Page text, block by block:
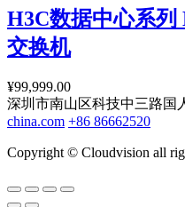
H3C数据中心系列
交换机
¥99,999.00
深圳市南山区科技中三路国
china.com +86 86662520
Copyright © Cloudvision all